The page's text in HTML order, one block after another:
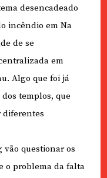
desencadeado
incêndio em Na
de se
em
Algo que foi já
templos, que
diferentes
vão questionar os
o problema da falta